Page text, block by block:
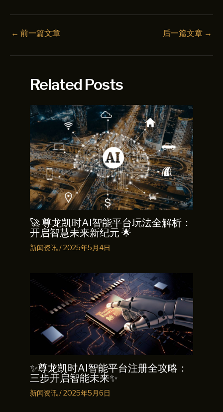
← 前一篇文章 后一篇文章 →
Related Posts
🚀 尊龙凯时AI智能平台玩法全解析：
开启智慧未来新纪元 🌟
新闻资讯/2025年5月4日
✨尊龙凯时AI智能平台注册全攻略：
三步开启智能未来✨
新闻资讯/2025年5月6日